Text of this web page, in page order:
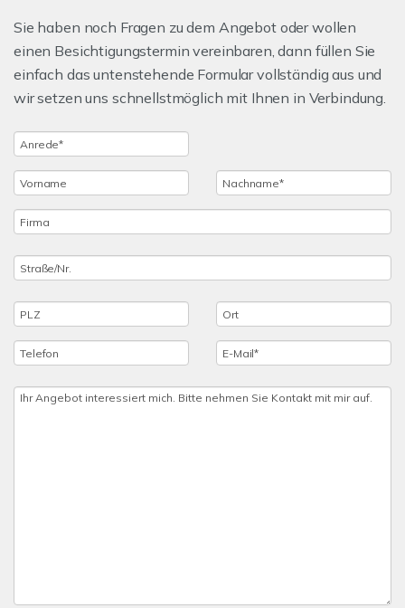
Sie haben noch Fragen zu dem Angebot oder wollen
einen Besichtigungstermin vereinbaren, dann füllen Sie
einfach das untenstehende Formular vollständig aus und
wir setzen uns schnellstmöglich mit Ihnen in Verbindung.